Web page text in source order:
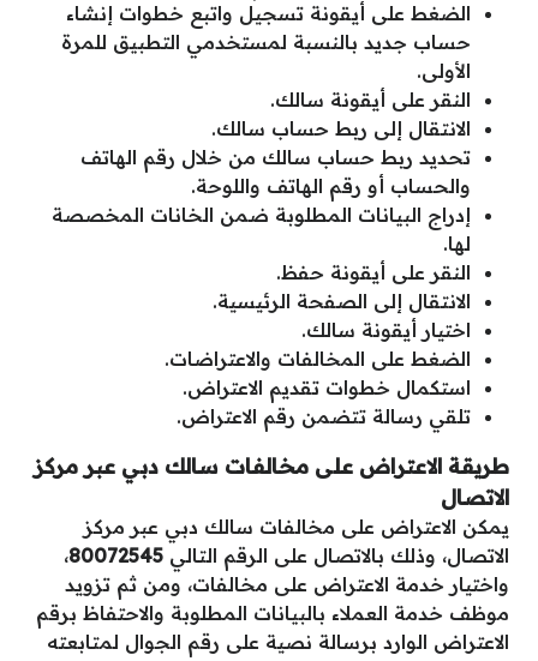
الضغط على أيقونة تسجيل واتبع خطوات إنشاء
حساب جديد بالنسبة لمستخدمي التطبيق للمرة
الأولى.
النقر على أيقونة سالك.
الانتقال إلى ربط حساب سالك.
تحديد ربط حساب سالك من خلال رقم الهاتف
والحساب أو رقم الهاتف واللوحة.
إدراج البيانات المطلوبة ضمن الخانات المخصصة
لها.
النقر على أيقونة حفظ.
الانتقال إلى الصفحة الرئيسية.
اختيار أيقونة سالك.
الضغط على المخالفات والاعتراضات.
استكمال خطوات تقديم الاعتراض.
تلقي رسالة تتضمن رقم الاعتراض.
طريقة الاعتراض على مخالفات سالك دبي عبر مركز
الاتصال
يمكن الاعتراض على مخالفات سالك دبي عبر مركز
الاتصال، وذلك بالاتصال على الرقم التالي 80072545،
واختيار خدمة الاعتراض على مخالفات، ومن ثم تزويد
موظف خدمة العملاء بالبيانات المطلوبة والاحتفاظ برقم
الاعتراض الوارد برسالة نصية على رقم الجوال لمتابعته